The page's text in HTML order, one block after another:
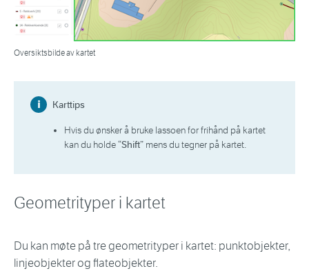
Oversiktsbilde av kartet
Karttips
Hvis du ønsker å bruke lassoen for frihånd på kartet
kan du holde“Shift” mens du tegner på kartet.
Geometrityper i kartet
Du kan møte på tre geometrityper i kartet: punktobjekter,
linjeobjekter og flateobjekter.